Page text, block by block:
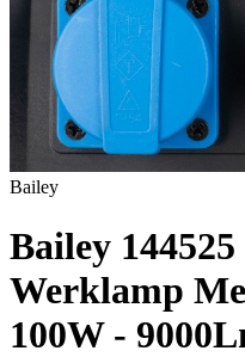
Bailey
Bailey
Werklamp
100W -